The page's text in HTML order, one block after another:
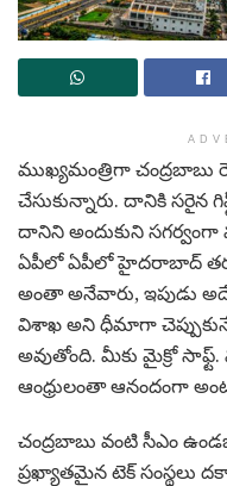
ముఖ్యమంత్రిగా చంద్రబాబు
చేసుకున్నారు. దానికి సరైన
దానిని అందుకుని
ఏపీలో ఏపీలో హైదరాబాద్
అంతా అనేవారు, ఇపుడు
విశాఖ అని ధీమాగా
అవుతోంది. మీకు మైక్రో
ఆంధ్రులంతా ఆనందంగా
చంద్రబాబు వంటి సీఎం
ప్రఖ్యాతమైన టెక్ సంస్థలు